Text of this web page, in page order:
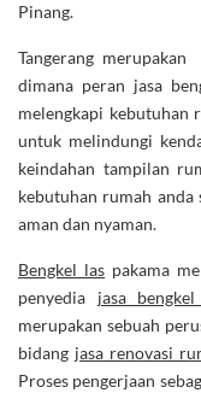
Pinang.
Tangerang
dimana peran jasa
melengkapi kebutuhan
untuk melindungi
keindahan tampilan
kebutuhan rumah
aman dan nyaman.
Bengkel las pakama
penyedia jasa
merupakan sebuah
bidang jasa renovasi
Proses pengerjaan